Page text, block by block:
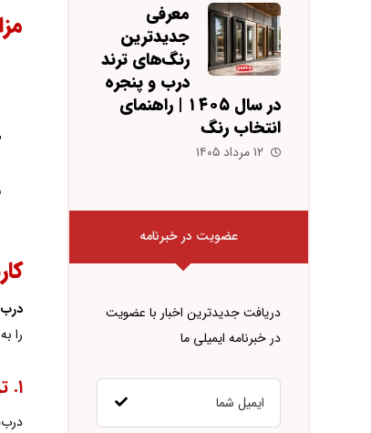
را
۱. تراس و بالکن
معرفی
جدیدترین
رنگ‌های ترند
درب و پنجره
در سال ۱۴۰۵ | راهنمای
انتخاب رنگ
۱۲ مرداد ۱۴۰۵
عضویت در خبرنامه
دریافت جدیدترین اخبار با عضویت
در خبرنامه ایمیلی ما